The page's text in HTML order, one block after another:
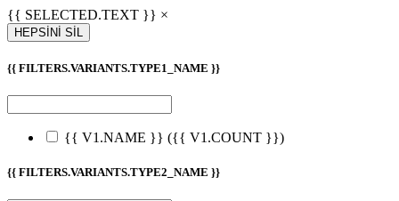
{{ SELECTED.TEXT }} ×
HEPSİNİ SİL
{{ FILTERS.VARIANTS.TYPE1_NAME }}
{{ V1.NAME }} ({{ V1.COUNT }})
{{ FILTERS.VARIANTS.TYPE2_NAME }}